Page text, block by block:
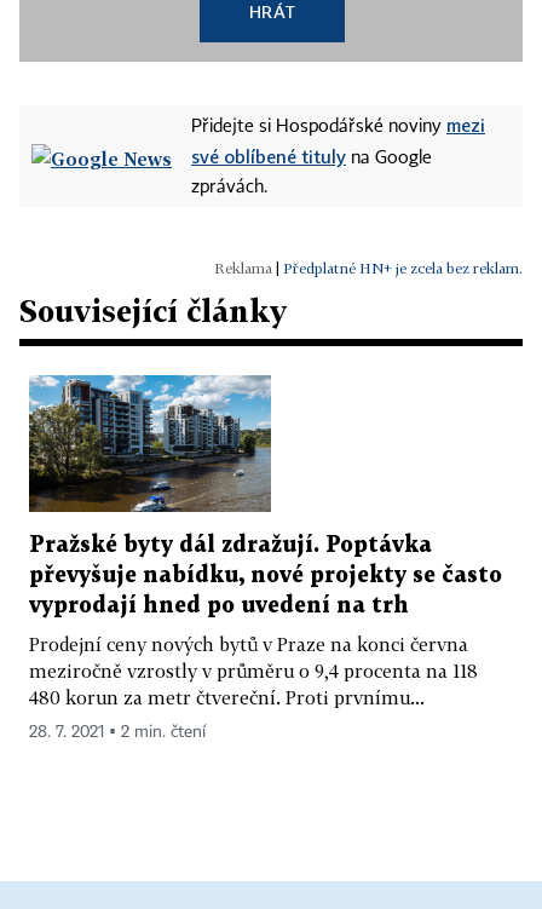
HRÁT
Přidejte si Hospodářské noviny mezi
své oblíbené tituly na Google
zprávách.
Předplatné HN+ je zcela bez reklam.
Související články
Pražské byty dál zdražují. Poptávka
převyšuje nabídku, nové projekty se často
vyprodají hned po uvedení na trh
Prodejní ceny nových bytů v Praze na konci června
meziročně vzrostly v průměru o 9,4 procenta na 118
480 korun za metr čtvereční. Proti prvnímu...
28. 7. 2021 ▪ 2 min. čtení